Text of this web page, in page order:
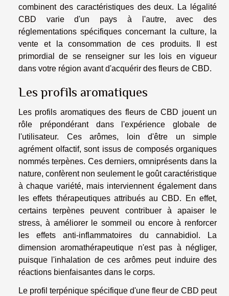
combinent des caractéristiques des deux. La légalité
CBD varie d'un pays à l'autre, avec des
réglementations spécifiques concernant la culture, la
vente et la consommation de ces produits. Il est
primordial de se renseigner sur les lois en vigueur
dans votre région avant d'acquérir des fleurs de CBD.
Les profils aromatiques
Les profils aromatiques des fleurs de CBD jouent un
rôle prépondérant dans l'expérience globale de
l'utilisateur. Ces arômes, loin d'être un simple
agrément olfactif, sont issus de composés organiques
nommés terpènes. Ces derniers, omniprésents dans la
nature, confèrent non seulement le goût caractéristique
à chaque variété, mais interviennent également dans
les effets thérapeutiques attribués au CBD. En effet,
certains terpènes peuvent contribuer à apaiser le
stress, à améliorer le sommeil ou encore à renforcer
les effets anti-inflammatoires du cannabidiol. La
dimension aromathérapeutique n'est pas à négliger,
puisque l'inhalation de ces arômes peut induire des
réactions bienfaisantes dans le corps.
Le profil terpénique spécifique d'une fleur de CBD peut